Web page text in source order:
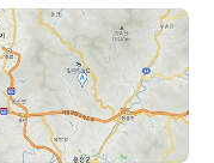
재)
년 9
홈플